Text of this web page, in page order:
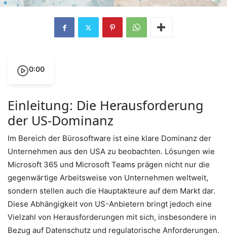
0:00
Einleitung: Die Herausforderung
der US-Dominanz
Im Bereich der Bürosoftware ist eine klare Dominanz der
Unternehmen aus den USA zu beobachten. Lösungen wie
Microsoft 365 und Microsoft Teams prägen nicht nur die
gegenwärtige Arbeitsweise von Unternehmen weltweit,
sondern stellen auch die Hauptakteure auf dem Markt dar.
Diese Abhängigkeit von US-Anbietern bringt jedoch eine
Vielzahl von Herausforderungen mit sich, insbesondere in
Bezug auf Datenschutz und regulatorische Anforderungen.